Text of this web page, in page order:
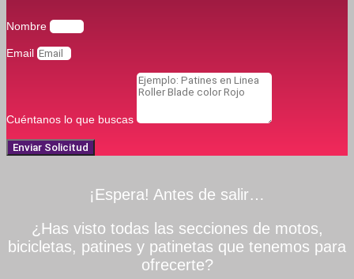
Nombre
Email
Cuéntanos lo que buscas
Enviar Solicitud
¡Espera! Antes de salir…
¿Has visto todas las secciones de motos,
bicicletas, patines y patinetas que tenemos para
ofrecerte?